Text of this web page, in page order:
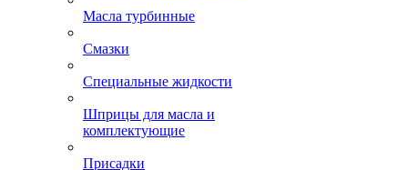
Масла турбинные
Смазки
Специальные жидкости
Шприцы для масла и
комплектующие
Присадки